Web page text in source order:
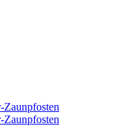
Zaunpfosten
Zaunpfosten